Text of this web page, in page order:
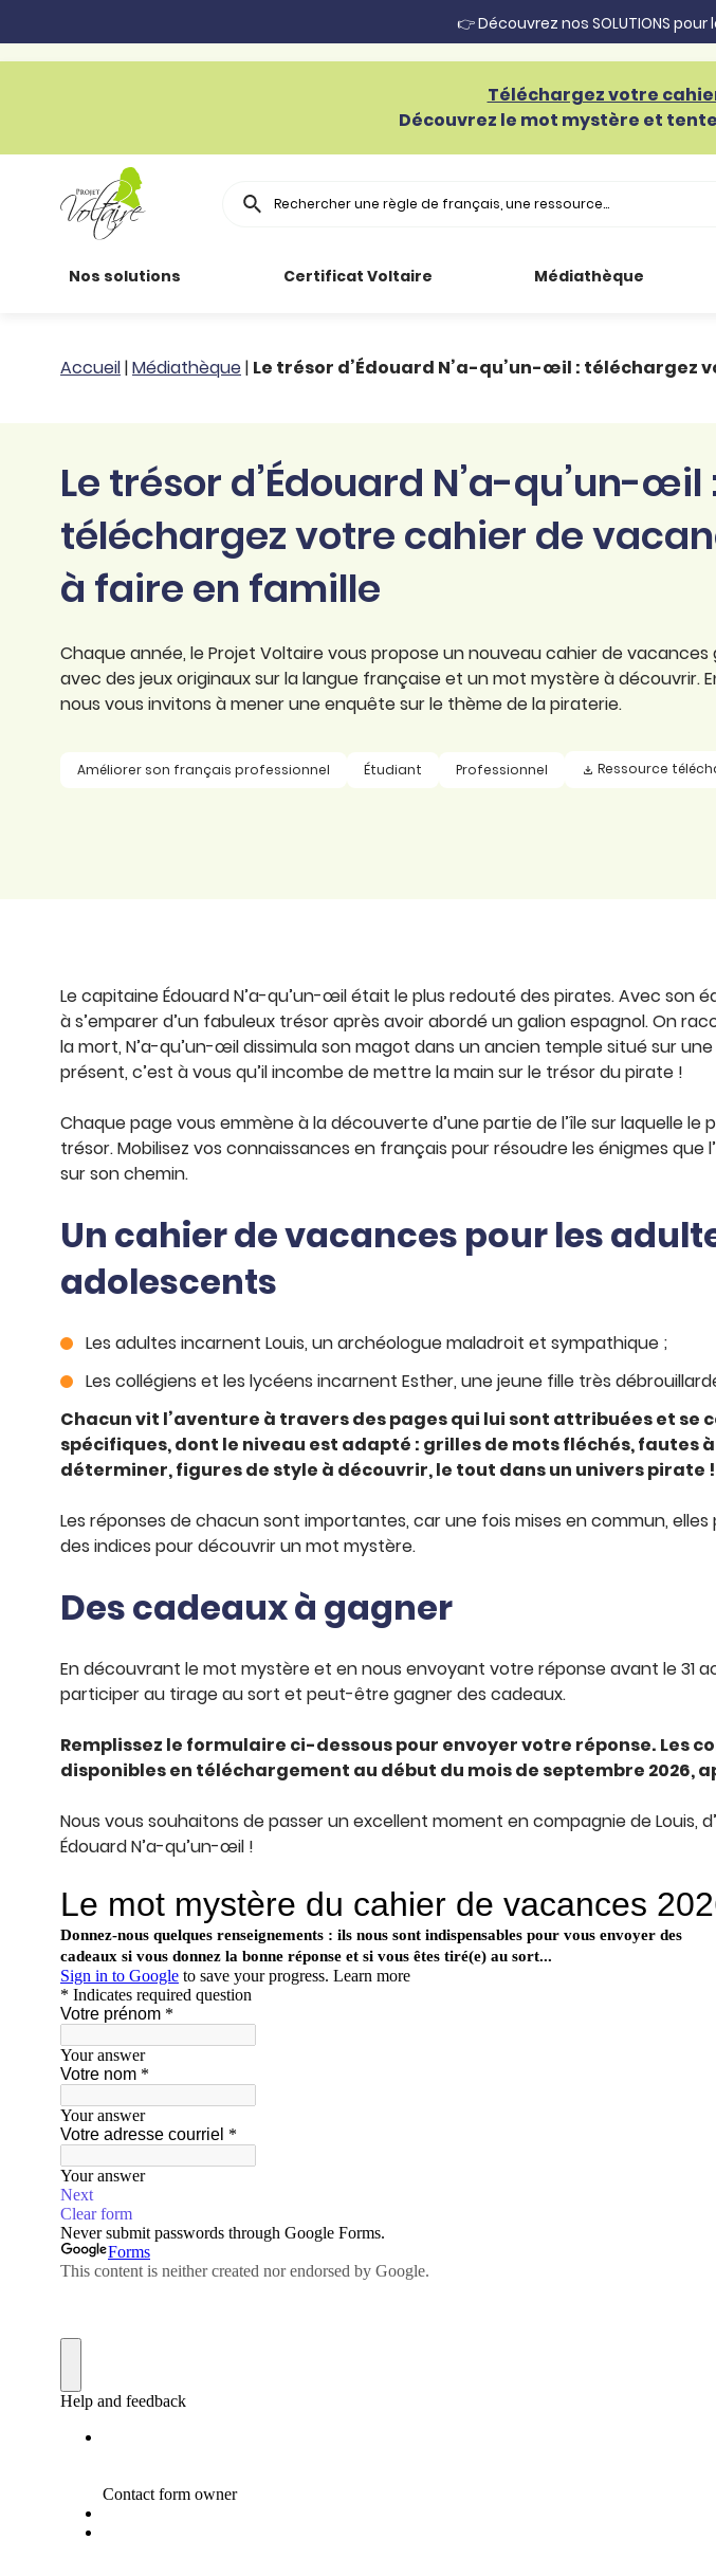
👉 Découvrez nos SOLUTIONS pour
Téléchargez votre
Découvrez le mot mystère et
Rechercher
Nos solutions
Particuliers
Secteur public
formation
Évaluer le niveau de ses
salariés
Certificat Voltaire Médiathèque
Toutes nos
professionnel
Animer une classe
Aider ses enfants
salariés
Explorer la langue
française
Découvrir nos
Conjugaison
d’orthographe
Syntaxe
Toutes nos fiches
Accueil|Médiathèque| Le trésor d’Édouard N’a-qu’un-œil : téléchargez
Le trésor d’Édouard N’a-qu’un-œil
téléchargez votre cahier de
à faire en famille
Chaque année, le Projet Voltaire vous propose un nouveau cahier de vacances
avec des jeux originaux sur la langue française et un mot mystère à découvrir.
nous vous invitons à mener une enquête sur le thème de la piraterie.
Améliorer son français professionnel Étudiant Professionnel Ressource
Le capitaine Édouard N’a-qu’un-œil était le plus redouté des pirates. Avec son
à s’emparer d’un fabuleux trésor après avoir abordé un galion espagnol. On
la mort, N’a-qu’un-œil dissimula son magot dans un ancien temple situé sur
présent, c’est à vous qu’il incombe de mettre la main sur le trésor du pirate !
Chaque page vous emmène à la découverte d’une partie de l’île sur laquelle le
trésor. Mobilisez vos connaissances en français pour résoudre les énigmes que
sur son chemin.
Un cahier de vacances pour les
adolescents
Les adultes incarnent Louis, un archéologue maladroit et sympathique ;
Les collégiens et les lycéens incarnent Esther, une jeune fille très
Chacun vit l’aventure à travers des pages qui lui sont attribuées et se
spécifiques, dont le niveau est adapté : grilles de mots fléchés, fautes
déterminer, figures de style à découvrir, le tout dans un univers pirate !
Les réponses de chacun sont importantes, car une fois mises en commun,
des indices pour découvrir un mot mystère.
Des cadeaux à gagner
En découvrant le mot mystère et en nous envoyant votre réponse avant le 31
participer au tirage au sort et peut-être gagner des cadeaux.
Remplissez le formulaire ci-dessous pour envoyer votre réponse. Les
disponibles en téléchargement au début du mois de septembre 2026,
Nous vous souhaitons de passer un excellent moment en compagnie de Louis,
Édouard N’a-qu’un-œil !